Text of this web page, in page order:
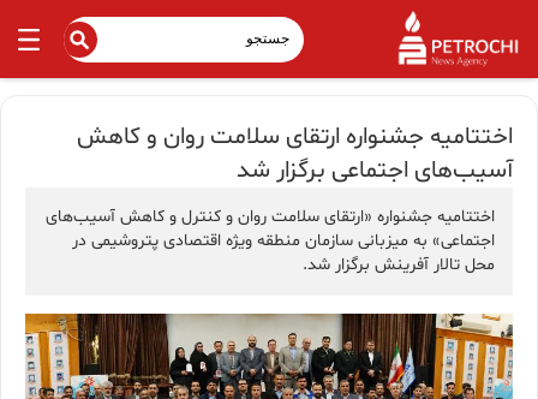
اختتامیه جشنواره ارتقای سلامت روان و کاهش
آسیب‌های اجتماعی برگزار شد
اختتامیه جشنواره «ارتقای سلامت روان و کنترل و کاهش آسیب‌های
اجتماعی» به میزبانی سازمان منطقه ویژه اقتصادی پتروشیمی در
محل تالار آفرینش برگزار شد.